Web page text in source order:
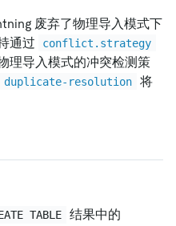
废弃了物理导入模式下
通过 conflict.strategy
理导入模式的冲突检测策
duplicate-resolution
将
TABLE
结果中的